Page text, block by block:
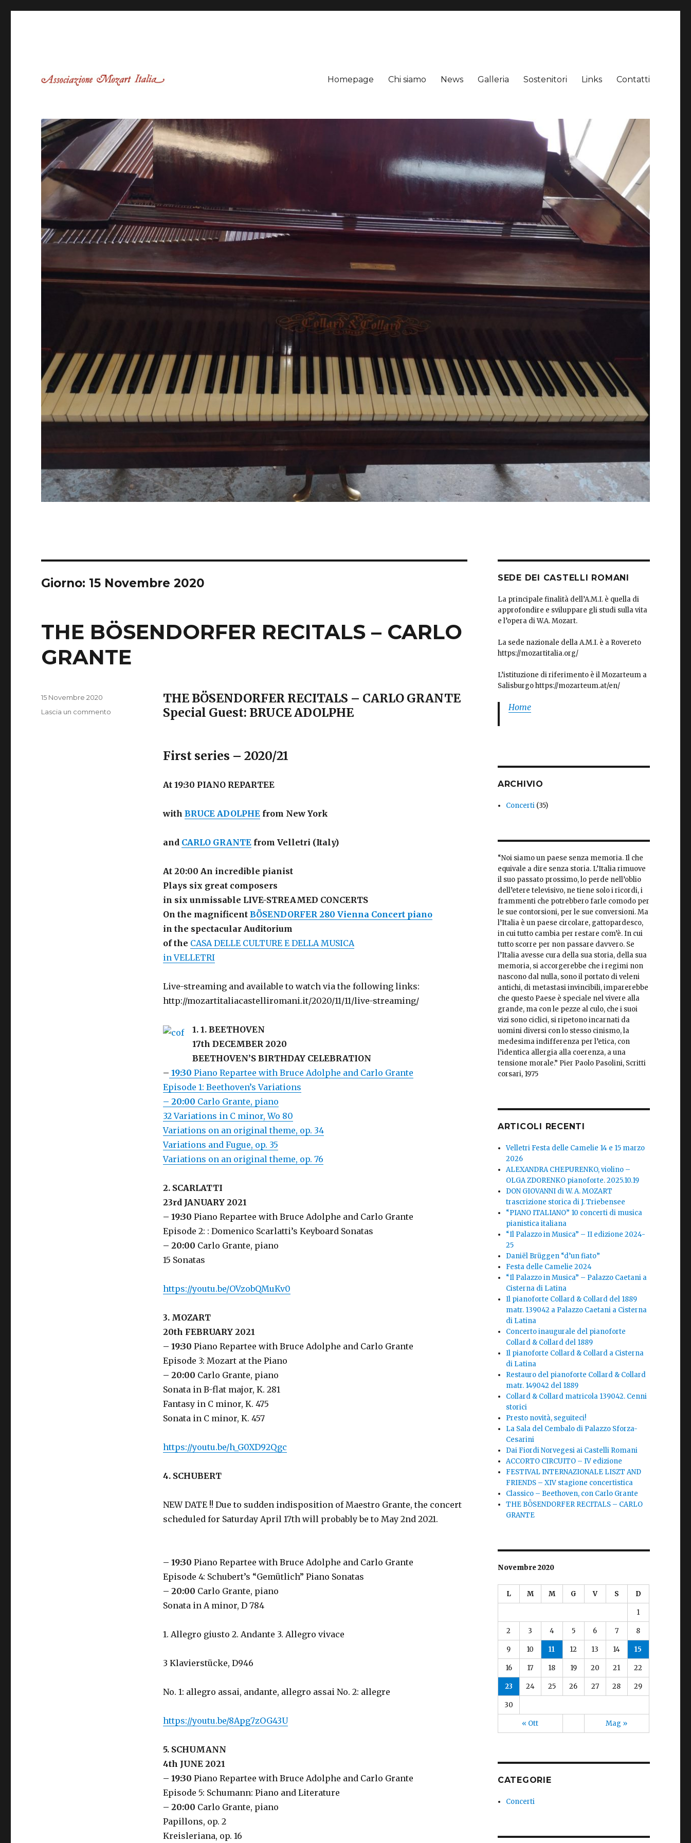
Homepage Chi siamo News Galleria Sostenitori Links Contatti
Giorno: 15 Novembre 2020
THE BÖSENDORFER RECITALS – CARLO
GRANTE
THE BÖSENDORFER RECITALS – CARLO GRANTE
Special Guest: BRUCE ADOLPHE
First series – 2020/21
At 19:30 PIANO REPARTEE
with BRUCE ADOLPHEfrom New York
and CARLO GRANTEfrom Velletri (Italy)
At 20:00 An incredible pianist
Plays six great composers
in six unmissable LIVE-STREAMED CONCERTS
On the magnificent BÖSENDORFER 280 Vienna Concert piano
in the spectacular Auditorium
of the CASA DELLE CULTURE E DELLA MUSICA
in VELLETRI
Live-streaming and available to watch via the following links:
http://mozartitaliacastelliromani.it/2020/11/11/live-streaming/
1. 1. BEETHOVEN
17th DECEMBER 2020
BEETHOVEN’S BIRTHDAY CELEBRATION
– 19:30 Piano Repartee with Bruce Adolphe and Carlo Grante
Episode 1: Beethoven’s Variations
– 20:00 Carlo Grante, piano
32 Variations in C minor, Wo 80
Variations on an original theme, op. 34
Variations and Fugue, op. 35
Variations on an original theme, op. 76
2. SCARLATTI
23rd JANUARY 2021
– 19:30 Piano Repartee with Bruce Adolphe and Carlo Grante
Episode 2: : Domenico Scarlatti’s Keyboard Sonatas
– 20:00 Carlo Grante, piano
15 Sonatas
https://youtu.be/OVzobQMuKv0
3. MOZART
20th FEBRUARY 2021
– 19:30 Piano Repartee with Bruce Adolphe and Carlo Grante
Episode 3: Mozart at the Piano
– 20:00 Carlo Grante, piano
Sonata in B-flat major, K. 281
Fantasy in C minor, K. 475
Sonata in C minor, K. 457
https://youtu.be/h_G0XD92Qgc
4. SCHUBERT
NEW DATE !! Due to sudden indisposition of Maestro Grante, the concert
scheduled for Saturday April 17th will probably be to May 2nd 2021.
– 19:30 Piano Repartee with Bruce Adolphe and Carlo Grante
Episode 4: Schubert’s “Gemütlich” Piano Sonatas
– 20:00 Carlo Grante, piano
Sonata in A minor, D 784
1. Allegro giusto 2. Andante 3. Allegro vivace
3 Klavierstücke, D946
No. 1: allegro assai, andante, allegro assai No. 2: allegre
https://youtu.be/8Apg7zOG43U
5. SCHUMANN
4th JUNE 2021
– 19:30 Piano Repartee with Bruce Adolphe and Carlo Grante
Episode 5: Schumann: Piano and Literature
– 20:00 Carlo Grante, piano
Papillons, op. 2
Kreisleriana, op. 16
Pubblicato
15 Novembre 2020
Lascia un commento
SEDE DEI CASTELLI ROMANI
La principale finalità dell’A.M.I. è quella di
approfondire e sviluppare gli studi sulla vita
e l’opera di W.A. Mozart.
La sede nazionale della A.M.I. è a Rovereto
https://mozartitalia.org/
L’istituzione di riferimento è il Mozarteum a
Salisburgo https://mozarteum.at/en/
Home
ARCHIVIO
Concerti (35)
“Noi siamo un paese senza memoria. Il che
equivale a dire senza storia. L’Italia rimuove
il suo passato prossimo, lo perde nell’oblio
dell’etere televisivo, ne tiene solo i ricordi, i
frammenti che potrebbero farle comodo per
le sue contorsioni, per le sue conversioni. Ma
l’Italia è un paese circolare, gattopardesco,
in cui tutto cambia per restare com’è. In cui
tutto scorre per non passare davvero. Se
l’Italia avesse cura della sua storia, della sua
memoria, si accorgerebbe che i regimi non
nascono dal nulla, sono il portato di veleni
antichi, di metastasi invincibili, imparerebbe
che questo Paese è speciale nel vivere alla
grande, ma con le pezze al culo, che i suoi
vizi sono ciclici, si ripetono incarnati da
uomini diversi con lo stesso cinismo, la
medesima indifferenza per l’etica, con
l’identica allergia alla coerenza, a una
tensione morale.” Pier Paolo Pasolini, Scritti
corsari, 1975
ARTICOLI RECENTI
Velletri Festa delle Camelie 14 e 15 marzo
2026
ALEXANDRA CHEPURENKO, violino –
OLGA ZDORENKO pianoforte. 2025.10.19
DON GIOVANNI di W. A. MOZART
trascrizione storica di J. Triebensee
“PIANO ITALIANO” 10 concerti di musica
pianistica italiana
“Il Palazzo in Musica” – II edizione 2024-
25
Daniël Brüggen “d’un fiato”
Festa delle Camelie 2024
“Il Palazzo in Musica” – Palazzo Caetani a
Cisterna di Latina
Il pianoforte Collard & Collard del 1889
matr. 139042 a Palazzo Caetani a Cisterna
di Latina
Concerto inaugurale del pianoforte
Collard & Collard del 1889
Il pianoforte Collard & Collard a Cisterna
di Latina
Restauro del pianoforte Collard & Collard
matr. 149042 del 1889
Collard & Collard matricola 139042. Cenni
storici
Presto novità, seguiteci!
La Sala del Cembalo di Palazzo Sforza-
Cesarini
Dai Fiordi Norvegesi ai Castelli Romani
ACCORTO CIRCUITO – IV edizione
FESTIVAL INTERNAZIONALE LISZT AND
FRIENDS – XIV stagione concertistica
Classico – Beethoven, con Carlo Grante
THE BÖSENDORFER RECITALS – CARLO
GRANTE
Novembre 2020
L M M G V S D
« Ott Mag »
1
2 3 4 5 6 7 8
9 10 11 12 13 14 15
16 17 18 19 20 21 22
23 24 25 26 27 28 29
30
CATEGORIE
Concerti